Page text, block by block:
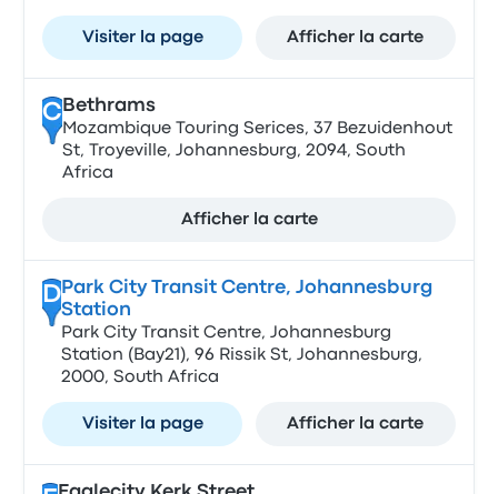
Visiter la page Afficher la carte
CBethrams
Mozambique Touring Serices, 37 Bezuidenhout
St, Troyeville, Johannesburg, 2094, South
Africa
Afficher la carte
DPark City Transit Centre, Johannesburg
Station
Park City Transit Centre, Johannesburg
Station (Bay21), 96 Rissik St, Johannesburg,
2000, South Africa
Visiter la page Afficher la carte